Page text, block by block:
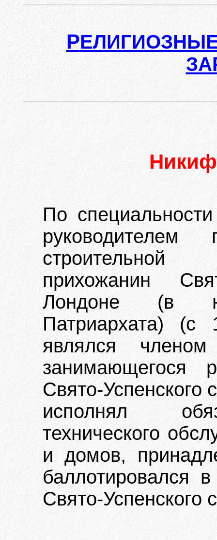
Р
По
строительной
прихожанин
Лондоне (в
Патриархата)
являлся членом
занимающегося
Свято-Успенского
исполнял
технического
и домов,
баллотировался
Свято-Успенского